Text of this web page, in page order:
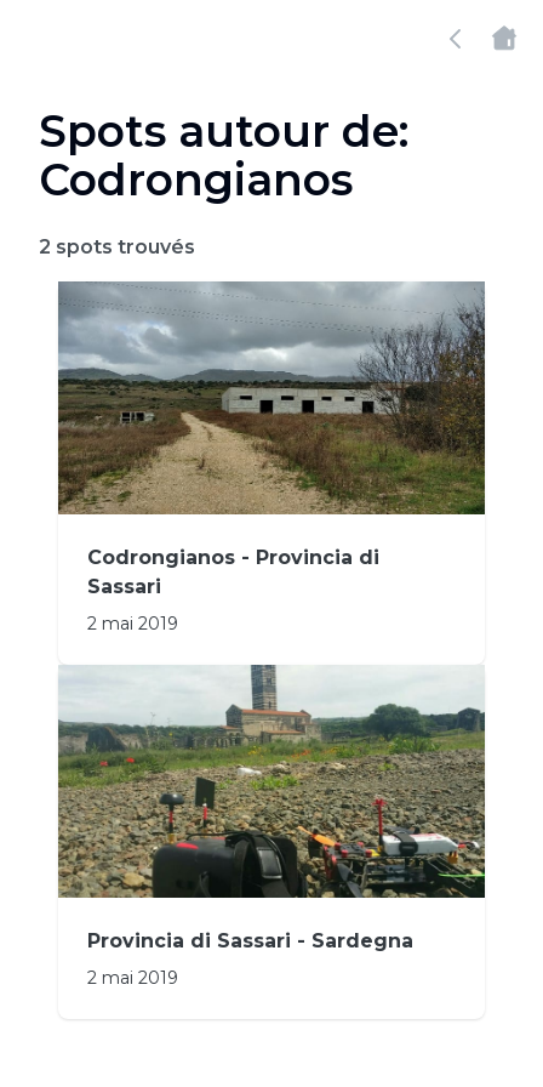
Spots autour de:
Codrongianos
2 spots trouvés
Codrongianos - Provincia di
Sassari
2 mai 2019
Provincia di Sassari - Sardegna
2 mai 2019